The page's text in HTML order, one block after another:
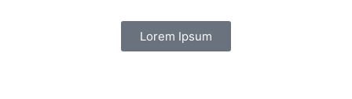
Lorem Ipsum